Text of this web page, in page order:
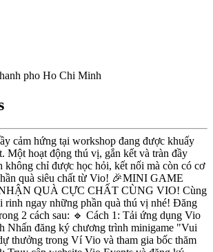
pho Ho Chi Minh
cảm hứng tại workshop đang được khuấy
Một hoạt động thú vị, gắn kết và tràn đầy
không chỉ được học hỏi, kết nối mà còn có cơ
quà siêu chất từ Vio! 🎉MINI GAME
QUÀ CỰC CHẤT CÙNG VIO! Cùng
rinh ngay những phần quà thú vị nhé! Đăng
2 cách sau: 🔹 Cách 1: Tải ứng dụng Vio
Nhấn đăng ký chương trình minigame "Vui
thưởng trong Ví Vio và tham gia bốc thăm